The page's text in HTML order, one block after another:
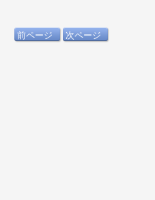
前ページ 次ページ